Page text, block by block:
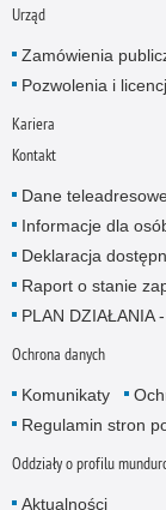
Urząd
Zamówienia
Pozwolenia i
Kariera
Kontakt
Dane
Informacje dla
Deklaracja
Raport o stanie
PLAN DZIAŁANIA
Ochrona danych
Komunikaty
Regulamin stron
Oddziały o profilu
Aktualności